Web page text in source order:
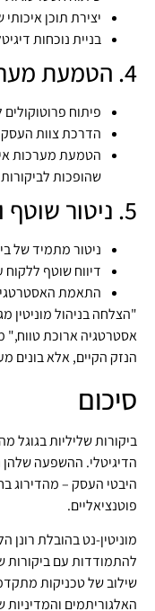
יצירת תוכן
בניית נוכחות
4. הטמעת מערכות מניעה
פיתוח
הדרכת צוות העסק
הטמעת מערכות
שהופכות
5. ניטור שוטף ודיווח
ניטור מתמיד של
דיווח שוטף
התאמת
"הצלחה בניהול מוניטין
אסטרטגיה ארוכת טווח,"
הנזק הקיים, אלא בונים
סיכום
ביקורות שליליות בגוגל
הדיגיטלי. ההשפעה
היבטי העסק – מהדירוג
פוטנציאליים.
מוניטין-נט בהובלת רונן
להתמודדות עם ביקורות
שילוב של טכניקות
האלגוריתמים